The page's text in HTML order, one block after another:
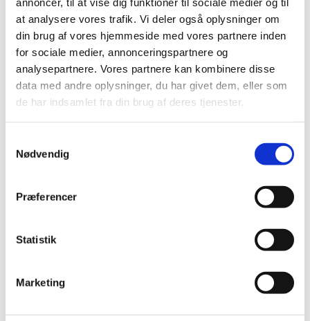
at analysere vores trafik. Vi deler også oplysninger om
din brug af vores hjemmeside med vores partnere inden
for sociale medier, annonceringspartnere og
analysepartnere. Vores partnere kan kombinere disse
data med andre oplysninger, du har givet dem, eller som
de har indsamlet fra din brug af deres tjenester.
Nødvendig
Præferencer
Statistik
Marketing
En ny blanket til tilbagekaldelse af et lægemiddel findes
nu på Lægemiddelstyrelsen hjemmeside.
Tilskudsstatus for prolaktinhæmmende,
androgene og antiandrogene lægemidler
| 1. juli 2019|
Medicintilskudsnævnet har revurderet tilskudsstatus for
Ledig bevilling til Hammel Frijsenborg Apotek
|1. juli 2019
Bevillingen til at drive Hammel Frijsenborg Apotek er
ske på apoteket